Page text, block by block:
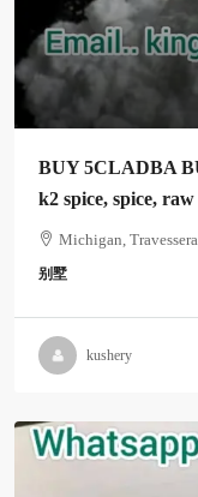
BUY 5CLADBA
k2 spice, spice,
Michigan,
别墅
kushery